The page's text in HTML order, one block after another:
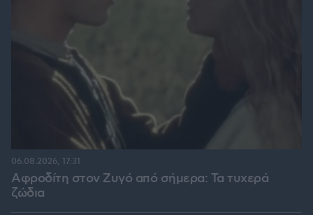
Αφροδίτη στον Ζυγό από σήμερα: Τα τυχερά
ζώδια
06.08.2026, 17:31